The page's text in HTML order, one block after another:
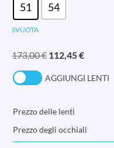
51 54
SVUOTA
173,00€ 112,45€
AGGIUNGI LENTI
Prezzo delle lenti
Prezzo degli occhiali